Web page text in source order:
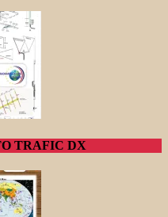
TRAFIC DX